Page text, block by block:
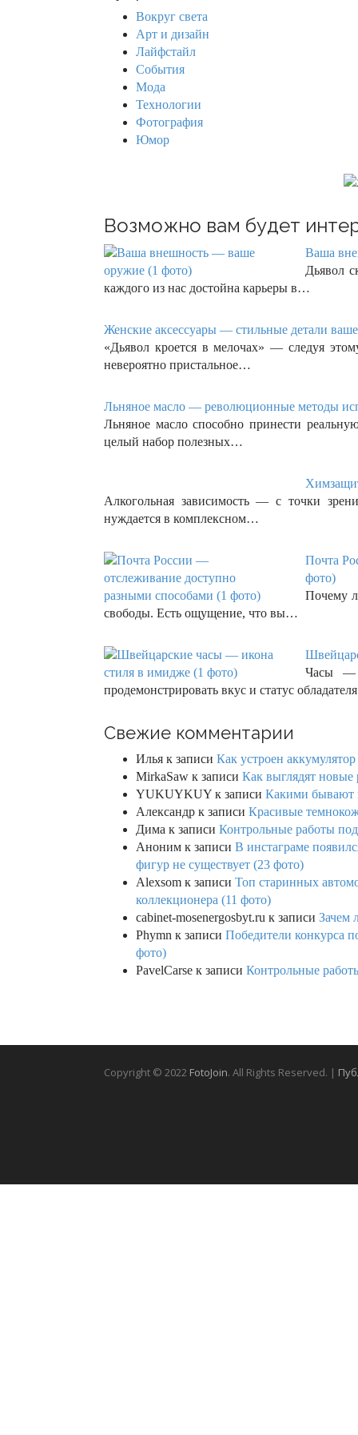
Вокруг света
Арт и дизайн
Лайфстайл
События
Мода
Технологии
Фотография
Юмор
Возможно вам будет
Ваша
Дьявол
каждого из нас достойна карьеры в…
Женские аксессуары — стильные детали
«Дьявол кроется в мелочах» — следуя
невероятно пристальное…
Льняное масло — революционные методы
Льняное масло способно принести
целый набор полезных…
Алкогольная зависимость — с точки
нуждается в комплексном…
Почта
фото)
Почему
свободы. Есть ощущение, что вы…
Часы —
продемонстрировать вкус и статус
Свежие комментарии
Илья к записи Как устроен
MirkaSaw к записи Как выглядят новые
YUKUYKUY к записи Какими бывают
Александр к записи Красивые
Дима к записи Контрольные работы
Аноним к записи В инстаграме
фигур не существует (23 фото)
Alexsom к записи Топ старинных
коллекционера (11 фото)
cabinet-mosenergosbyt.ru к записи Зачем
Phymn к записи Победители конкурса
фото)
PavelCarse к записи Контрольные
Copyright © 2022 FotoJoin. All Rights Reserved. |